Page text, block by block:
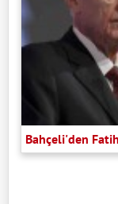
Bahçeli'den